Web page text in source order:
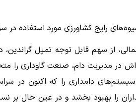
رایج کشاورزی مورد استفاده در
از سهم قابل توجه تمپل گراندین،
در مدیریت دام، صنعت گاوداری را
سیستم‌های دامداری را که اکنون در
را بهبود بخشد و در عین حال بر